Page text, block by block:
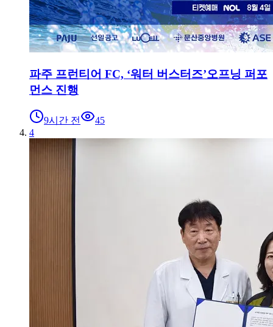
파주 프런티어 FC, ‘워터 버스터즈’오프닝 퍼포
먼스 진행
9시간 전
45
4